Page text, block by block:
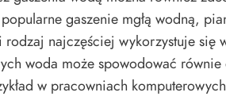
gaszenie mgłą wodną,
rodzaj najczęściej wykorzystuje się
woda może spowodować
w pracowniach